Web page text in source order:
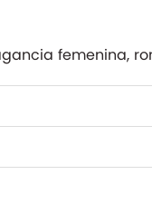
femenina,